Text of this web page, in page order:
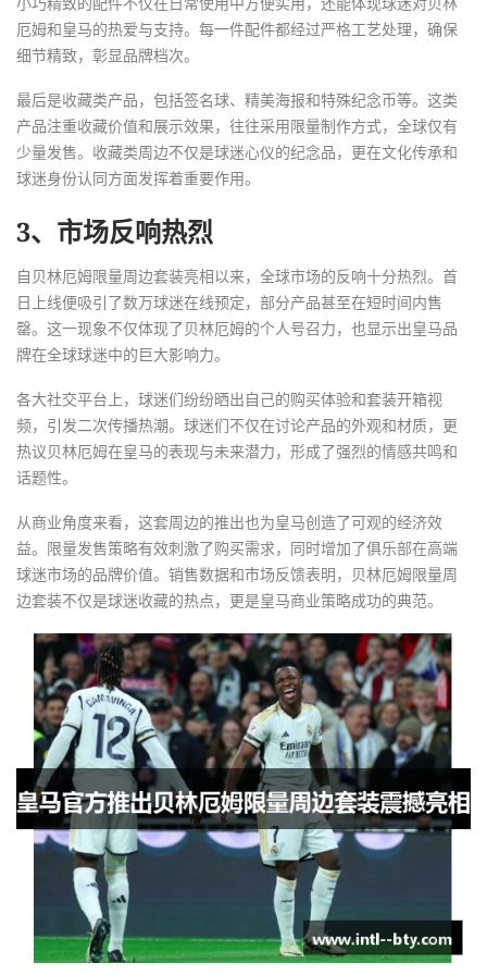
厄姆和皇马的热爱与支持。每一件配件都经过严格工艺处理，确保
细节精致，彰显品牌档次。
最后是收藏类产品，包括签名球、精美海报和特殊纪念币等。这类
产品注重收藏价值和展示效果，往往采用限量制作方式，全球仅有
少量发售。收藏类周边不仅是球迷心仪的纪念品，更在文化传承和
球迷身份认同方面发挥着重要作用。
3、市场反响热烈
自贝林厄姆限量周边套装亮相以来，全球市场的反响十分热烈。首
日上线便吸引了数万球迷在线预定，部分产品甚至在短时间内售
罄。这一现象不仅体现了贝林厄姆的个人号召力，也显示出皇马品
牌在全球球迷中的巨大影响力。
各大社交平台上，球迷们纷纷晒出自己的购买体验和套装开箱视
频，引发二次传播热潮。球迷们不仅在讨论产品的外观和材质，更
热议贝林厄姆在皇马的表现与未来潜力，形成了强烈的情感共鸣和
话题性。
从商业角度来看，这套周边的推出也为皇马创造了可观的经济效
益。限量发售策略有效刺激了购买需求，同时增加了俱乐部在高端
球迷市场的品牌价值。销售数据和市场反馈表明，贝林厄姆限量周
边套装不仅是球迷收藏的热点，更是皇马商业策略成功的典范。